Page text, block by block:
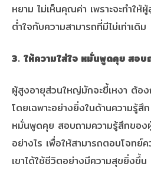
หยาม ไม่เห็นคุณค่า เพราะจะทำให้
ต่ำใจกับความสามารถที่มีไม่เท่าเดิม
3. ให้ความใส่ใจ หมั่นพูดคุย สอบ
ผู้สูงอายุส่วนใหญ่มักจะขี้เหงา ต้อ
โดยเฉพาะอย่างยิ่งในด้านความรู้
หมั่นพูดคุย สอบถามความรู้สึกของ
อย่างไร เพื่อให้สามารถตอบโจทย์
เขาได้ใช้ชีวิตอย่างมีความสุขยิ่งขึ้น